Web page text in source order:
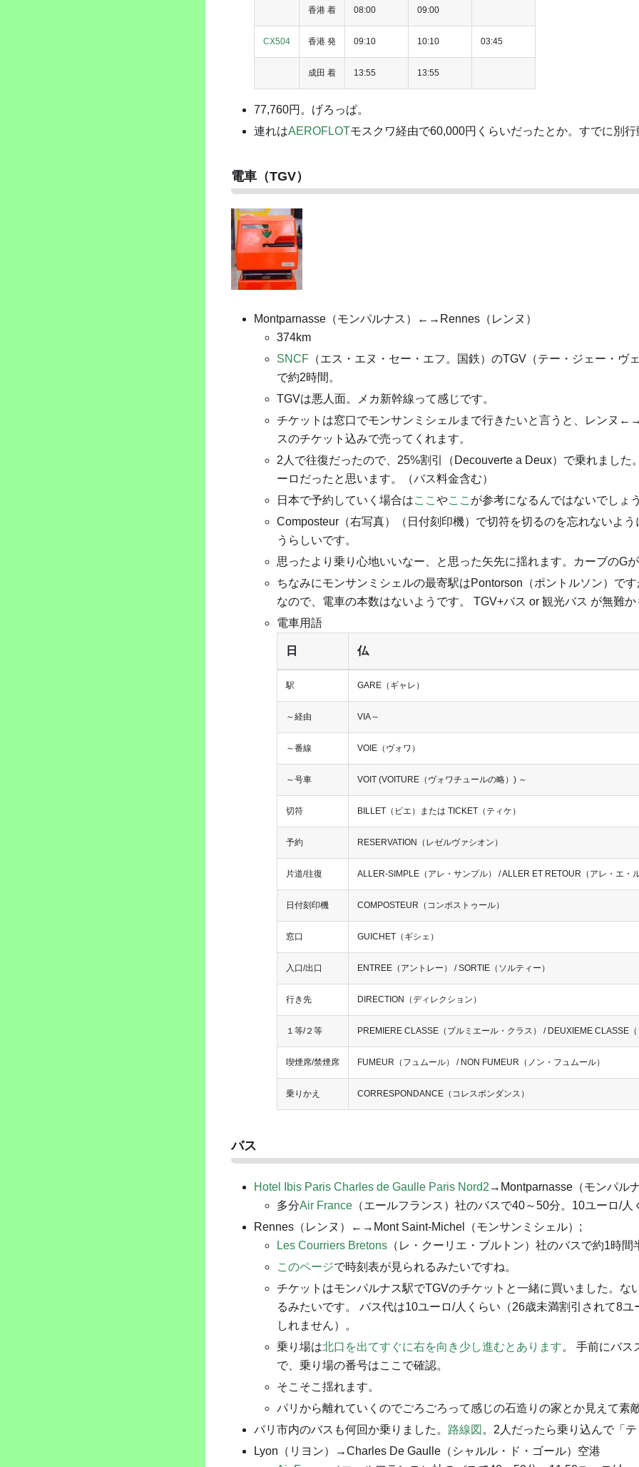
香港 着 08:00 09:00
CX504 香港 発 09:10 10:10 03:45
成田 着 13:55 13:55
77,760円。げろっぱ。
連れはAEROFLOTモスクワ経由で60,000円くらいだったとか。すでに別行
電車（TGV）
Montparnasse（モンパルナス）←→Rennes（レンヌ）
374km
SNCF （エス・エヌ・セー・エフ。国鉄）のTGV（テー・ジェー・ヴ
で約2時間。
TGVは悪人面。メカ新幹線って感じです。
チケットは窓口でモンサンミシェルまで行きたいと言うと、レンヌ
スのチケット込みで売ってくれます。
2人で往復だったので、25%割引（Decouverte a Deux）で乗れました
ーロだったと思います。（バス料金含む）
日本で予約していく場合はここ やここ が参考になるんではないでしょう
Composteur（右写真）（日付刻印機）で切符を切るのを忘れないよ
うらしいです。
思ったより乗り心地いいなー、と思った矢先に揺れます。カーブのG
ちなみにモンサンミシェルの最寄駅はPontorson（ポントルソン）で
なので、電車の本数はないようです。 TGV+バス or 観光バス が無難か
電車用語
日 仏
駅 GARE（ギャレ）
～経由 VIA～
～番線 VOIE（ヴォワ）
～号車 VOIT (VOITURE（ヴォワチュールの略）) ～
切符 BILLET（ビエ）または TICKET（ティケ）
予約 RESERVATION（レゼルヴァシオン）
片道/往復 ALLER-SIMPLE（アレ・サンプル） / ALLER ET RETOUR（アレ・エ・
日付刻印機 COMPOSTEUR（コンポストゥール）
窓口 GUICHET（ギシェ）
入口/出口 ENTREE（アントレー） / SORTIE（ソルティー）
行き先 DIRECTION（ディレクション）
１等/２等 PREMIERE CLASSE（プルミエール・クラス） / DEUXIEME CLASSE（
喫煙席/禁煙席 FUMEUR（フュムール） / NON FUMEUR（ノン・フュムール）
乗りかえ CORRESPONDANCE（コレスポンダンス）
バス
Hotel Ibis Paris Charles de Gaulle Paris Nord2 →Montparnasse（モンパルナ
多分Air France （エールフランス）社のバスで40～50分。10ユーロ/人
Rennes（レンヌ）←→Mont Saint-Michel（モンサンミシェル）;
Les Courriers Bretons （レ・クーリエ・ブルトン）社のバスで約1時間
このページで時刻表が見られるみたいですね。
チケットはモンパルナス駅でTGVのチケットと一緒に買いました。な
るみたいです。 バス代は10ユーロ/人くらい（26歳未満割引されて8ユ
しれません）。
乗り場は北口を出てすぐに右を向き少し進むとあります。 手前にバス
で、乗り場の番号はここで確認。
そこそこ揺れます。
パリから離れていくのでごろごろって感じの石造りの家とか見えて素敵
パリ市内のバスも何回か乗りました。 路線図 。2人だったら乗り込んで「テ
Lyon（リヨン）→Charles De Gaulle（シャルル・ド・ゴール）空港